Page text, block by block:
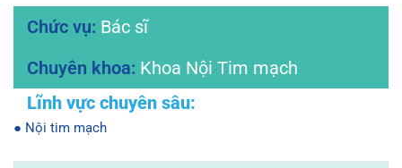
Bác sĩ
Khoa Nội Tim mạch
● Nội tim mạch